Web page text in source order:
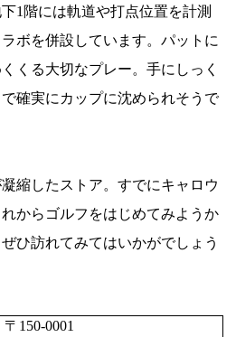
1階には軌道や打点位置を計測
ボを併設しています。パットに
くる大切なプレー。手にしっく
確実にカップに沈められそうで
縮したストア。すでにキャロウ
からゴルフをはじめてみようか
ひ訪れてみてはいかがでしょう
〒150-0001